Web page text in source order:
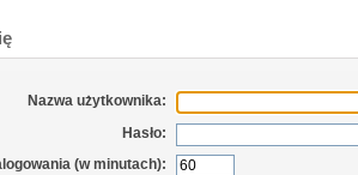
Nazwa użytkownika:
Hasło:
(w minutach):